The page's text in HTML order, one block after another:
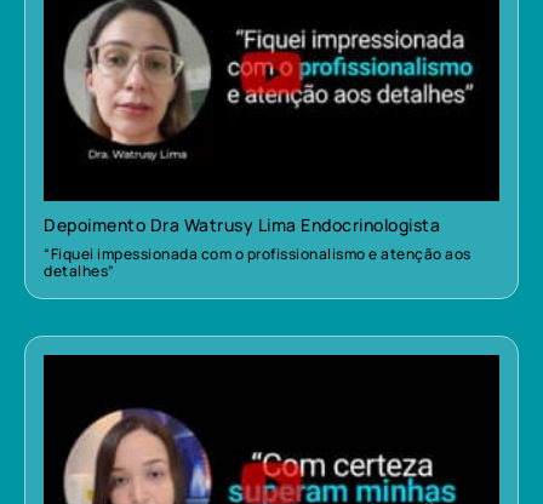
Depoimento Dra Watrusy Lima Endocrinologista
“Fiquei impessionada com o profissionalismo e atenção aos
detalhes”